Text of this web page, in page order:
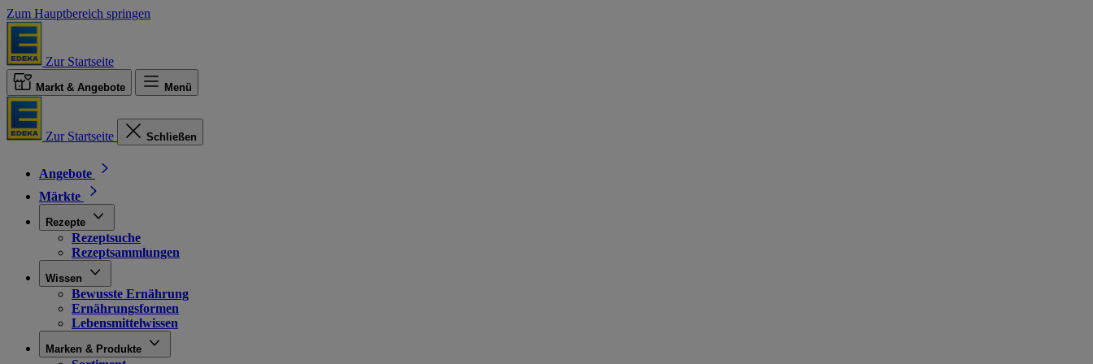
Zum Hauptbereich springen
Zur Startseite
Markt & Angebote Menü
Zur Startseite Schließen
Angebote
Märkte
Rezepte
Rezeptsuche
Rezeptsammlungen
Wissen
Bewusste Ernährung
Ernährungsformen
Lebensmittelwissen
Marken & Produkte